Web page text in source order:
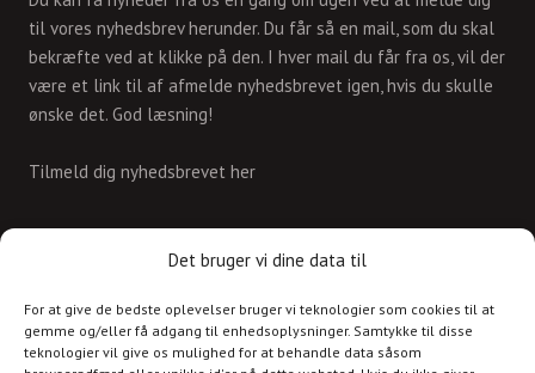
Det bruger vi dine data til
For at give de bedste oplevelser bruger vi teknologier som cookies til at
gemme og/eller få adgang til enhedsoplysninger. Samtykke til disse
teknologier vil give os mulighed for at behandle data såsom
til vores nyhedsbrev herunder. Du får så en mail, som du skal
bekræfte ved at klikke på den. I hver mail du får fra os, vil der
være et link til af afmelde nyhedsbrevet igen, hvis du skulle
ønske det. God læsning!
Tilmeld dig nyhedsbrevet her
Skriv til os på
info@christianshavnskvarter.dk